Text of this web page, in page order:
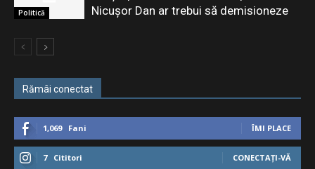
Politică
Nicușor Dan ar trebui să demisioneze
Rămâi conectat
1,069 Fani ÎMI PLACE
7 Cititori CONECTAȚI-VĂ